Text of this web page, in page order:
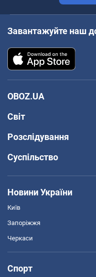
Завантажуйте наш
OBOZ.UA
Світ
Розслідування
Суспільство
Новини України
Київ
Запоріжжя
Черкаси
Спорт